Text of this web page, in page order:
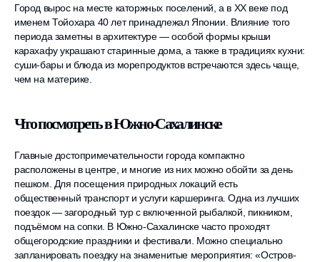
Город вырос на месте каторжных поселений, а в XX веке под
именем Тойохара 40 лет принадлежал Японии. Влияние того
периода заметны в архитектуре — особой формы крыши
карахафу украшают старинные дома, а также в традициях кухни:
суши-бары и блюда из морепродуктов встречаются здесь чаще,
чем на материке.
Что посмотреть в Южно-Сахалинске
Главные достопримечательности города компактно
расположены в центре, и многие из них можно обойти за день
пешком. Для посещения природных локаций есть
общественный транспорт и услуги каршеринга. Одна из лучших
поездок — загородный тур с включенной рыбалкой, пикником,
подъёмом на сопки. В Южно-Сахалинске часто проходят
общегородские праздники и фестивали. Можно специально
запланировать поездку на знаменитые мероприятия: «Остров-